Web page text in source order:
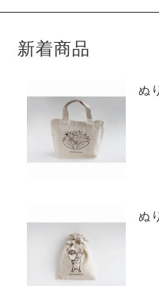
新着商品
ぬ
ぬ